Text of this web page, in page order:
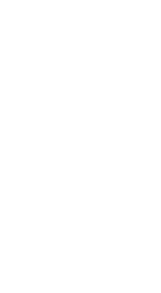
14日
21日
28日